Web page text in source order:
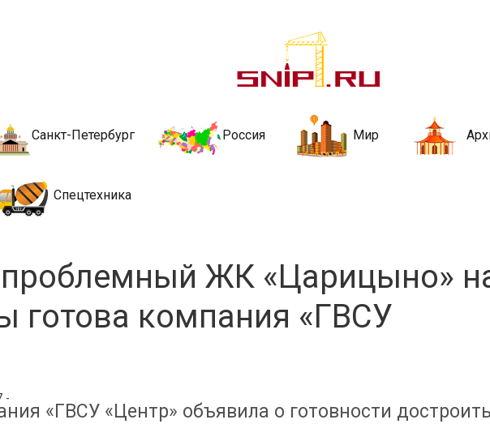
строительства и
стройкой рубрики
Санкт-Петербург Россия Мир
Спецтехника
ЖК «Царицыно»
готова компания «ГВСУ
-
«ГВСУ «Центр» объявила о готовности